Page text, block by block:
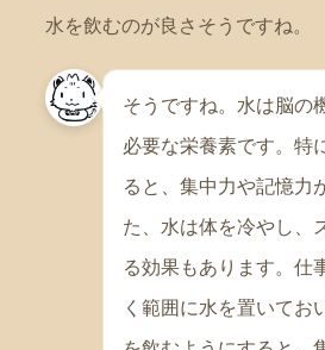
水を飲むのが良さそうですね。
そうですね。水は脳の
必要な栄養素です。特
ると、集中力や記憶力
た、水は体を冷やし、
る効果もあります。仕
く範囲に水を置いてお